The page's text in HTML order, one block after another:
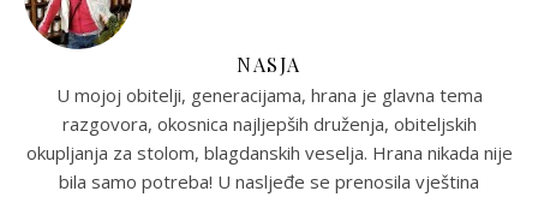
NASJA
U mojoj obitelji, generacijama, hrana je glavna tema
razgovora, okosnica najljepših druženja, obiteljskih
okupljanja za stolom, blagdanskih veselja. Hrana nikada nije
bila samo potreba! U nasljeđe se prenosila vještina